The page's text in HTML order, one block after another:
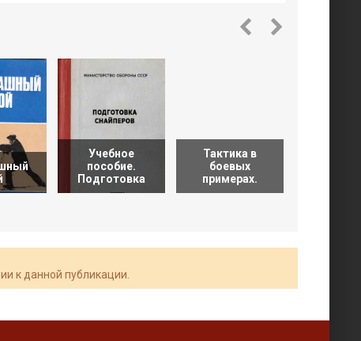
Учебное
пособие.
Подготовка
Тактика в
боевых
примерах.
к данной публикации.